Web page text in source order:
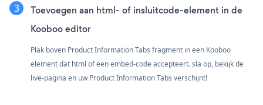
Toevoegen aan html- of insluitcode-element in de
Kooboo editor
Plak boven Product Information Tabs fragment in een Kooboo
element dat html of een embed-code accepteert. sla op, bekijk de
live-pagina en uw Product Information Tabs verschijnt!